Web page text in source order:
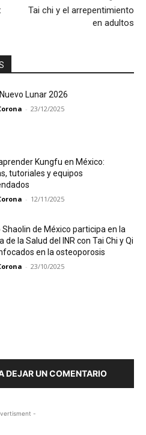
Tai chi y el arrepentimiento
en adultos
Lunar 2026
- 23/12/2025
Kungfu en México:
tutoriales y equipos
- 12/11/2025
Shaolin de México participa en la
de la Salud del INR con Tai Chi y Qi
en la osteoporosis
- 23/10/2025
DEJAR UN COMENTARIO
-